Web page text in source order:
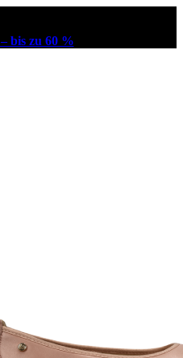
bis zu 60 %